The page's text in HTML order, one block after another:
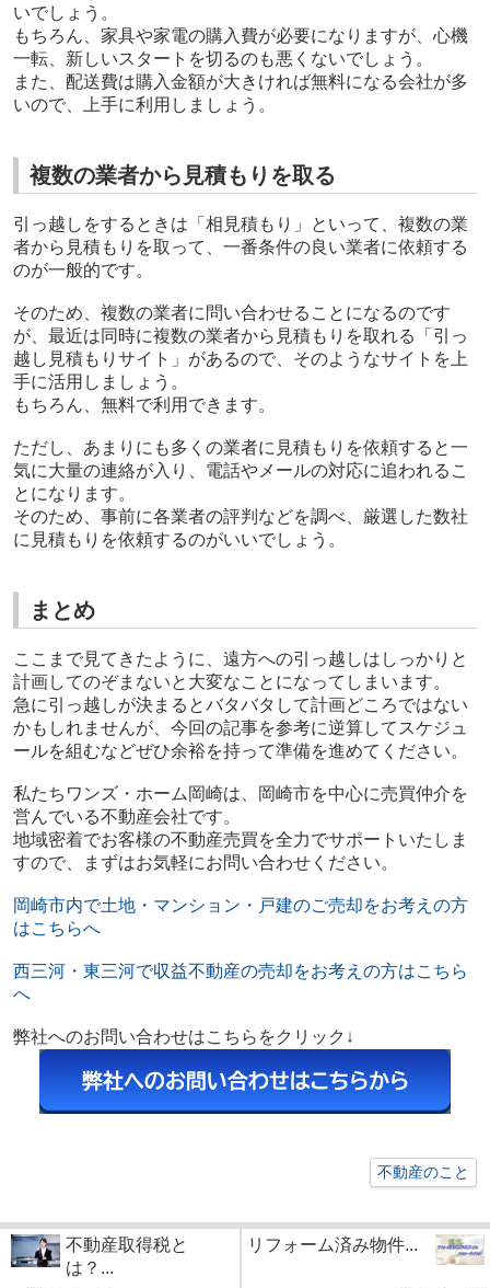
いでしょう。
もちろん、家具や家電の購入費が必要になりますが、心機
一転、新しいスタートを切るのも悪くないでしょう。
また、配送費は購入金額が大きければ無料になる会社が多
いので、上手に利用しましょう。
複数の業者から見積もりを取る
引っ越しをするときは「相見積もり」といって、複数の業
者から見積もりを取って、一番条件の良い業者に依頼する
のが一般的です。
そのため、複数の業者に問い合わせることになるのです
が、最近は同時に複数の業者から見積もりを取れる「引っ
越し見積もりサイト」があるので、そのようなサイトを上
手に活用しましょう。
もちろん、無料で利用できます。
ただし、あまりにも多くの業者に見積もりを依頼すると一
気に大量の連絡が入り、電話やメールの対応に追われるこ
とになります。
そのため、事前に各業者の評判などを調べ、厳選した数社
に見積もりを依頼するのがいいでしょう。
まとめ
ここまで見てきたように、遠方への引っ越しはしっかりと
計画してのぞまないと大変なことになってしまいます。
急に引っ越しが決まるとバタバタして計画どころではない
かもしれませんが、今回の記事を参考に逆算してスケジュ
ールを組むなどぜひ余裕を持って準備を進めてください。
私たちワンズ・ホーム岡崎は、岡崎市を中心に売買仲介を
営んでいる不動産会社です。
地域密着でお客様の不動産売買を全力でサポートいたしま
すので、まずはお気軽にお問い合わせください。
岡崎市内で土地・マンション・戸建のご売却をお考えの方
はこちらへ
西三河・東三河で収益不動産の売却をお考えの方はこちら
へ
弊社へのお問い合わせはこちらをクリック↓
不動産のこと
不動産取得税と
は？...
リフォーム済み物件...